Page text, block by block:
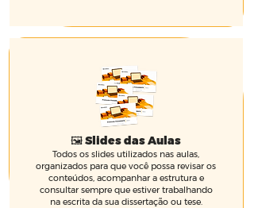
🖼️ Slides das Aulas
Todos os slides utilizados nas aulas,
organizados para que você possa revisar os
conteúdos, acompanhar a estrutura e
consultar sempre que estiver trabalhando
na escrita da sua dissertação ou tese.